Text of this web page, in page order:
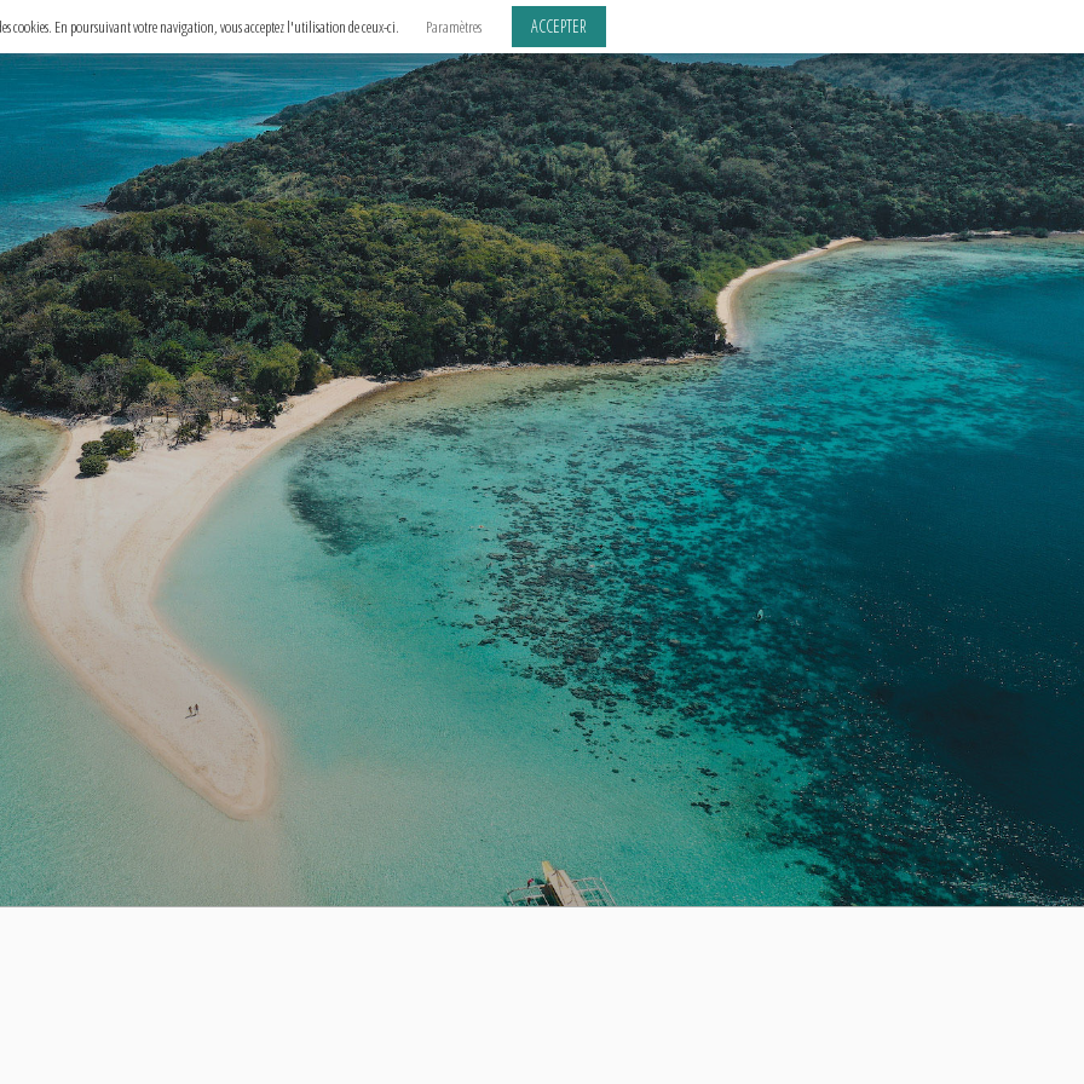
cookies. En poursuivant votre navigation, vous acceptez l'utilisation de ceux-ci. Paramètres ACCEPTER